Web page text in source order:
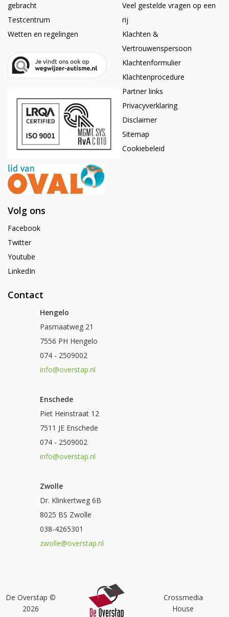
gebracht
Testcentrum
Wetten en regelingen
Veel gestelde vragen op een
rij
Klachten &
Vertrouwenspersoon
Klachtenformulier
Klachtenprocedure
Partner links
Privacyverklaring
Disclaimer
Sitemap
Cookiebeleid
Volg ons
Facebook
Twitter
Youtube
LinkedIn
Contact
Hengelo
Pasmaatweg 21
7556 PH Hengelo
074 - 2509002
info@overstap.nl
Enschede
Piet Heinstraat 12
7511 JE Enschede
074 - 2509002
info@overstap.nl
Zwolle
Dr. Klinkertweg 6B
8025 BS Zwolle
038-4265301
zwolle@overstap.nl
De Overstap ©
2026
Crossmedia
House